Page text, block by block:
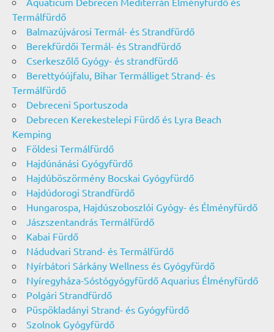
Termálfürdő
Balmazújvárosi Termál- és Strandfürdő
Berekfürdői Termál- és Strandfürdő
Cserkeszőlő Gyógy- és strandfürdő
Berettyóújfalu, Bihar Termálliget Strand- és
Termálfürdő
Debreceni Sportuszoda
Debrecen Kerekestelepi Fürdő és Lyra Beach
Kemping
Földesi Termálfürdő
Hajdúnánási Gyógyfürdő
Hajdúböszörmény Bocskai Gyógyfürdő
Hajdúdorogi Strandfürdő
Hungarospa, Hajdúszoboszlói Gyógy- és Élményfürdő
Jászszentandrás Termálfürdő
Kabai Fürdő
Nádudvari Strand- és Termálfürdő
Nyírbátori Sárkány Wellness és Gyógyfürdő
Nyíregyháza-Sóstógyógyfürdő Aquarius Élményfürdő
Polgári Strandfürdő
Püspökladányi Strand- és Gyógyfürdő
Szolnok Gyógyfürdő